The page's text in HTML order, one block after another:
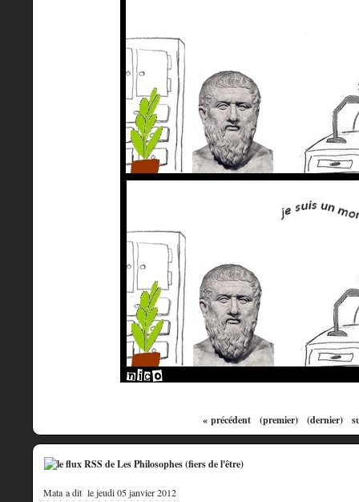
« précédent (premier) (dernier)
Mata a dit le jeudi 05 janvier 2012